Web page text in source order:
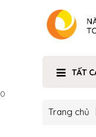
TẤT
0
Trang chủ